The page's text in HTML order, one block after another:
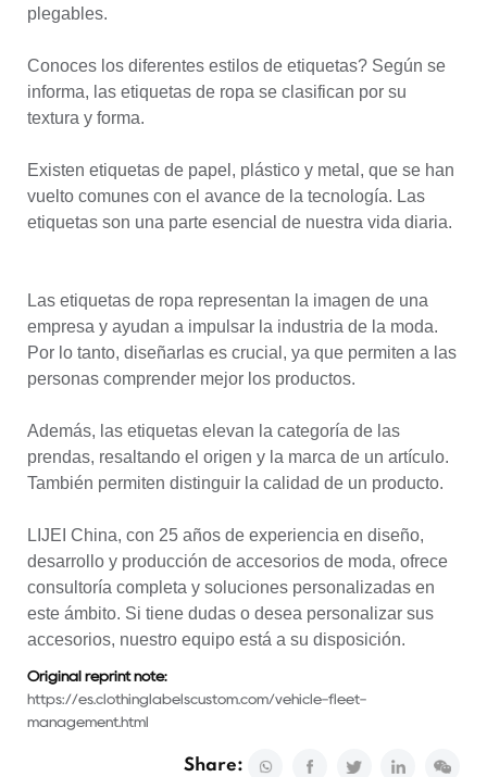
plegables.
Conoces los diferentes estilos de etiquetas? Según se
informa, las etiquetas de ropa se clasifican por su
textura y forma.
Existen etiquetas de papel, plástico y metal, que se han
vuelto comunes con el avance de la tecnología. Las
etiquetas son una parte esencial de nuestra vida diaria.
Las etiquetas de ropa representan la imagen de una
empresa y ayudan a impulsar la industria de la moda.
Por lo tanto, diseñarlas es crucial, ya que permiten a las
personas comprender mejor los productos.
Además, las etiquetas elevan la categoría de las
prendas, resaltando el origen y la marca de un artículo.
También permiten distinguir la calidad de un producto.
LIJEI China, con 25 años de experiencia en diseño,
desarrollo y producción de accesorios de moda, ofrece
consultoría completa y soluciones personalizadas en
este ámbito. Si tiene dudas o desea personalizar sus
accesorios, nuestro equipo está a su disposición.
Original reprint note:
https://es.clothinglabelscustom.com/vehicle-fleet-
management.html
Share: